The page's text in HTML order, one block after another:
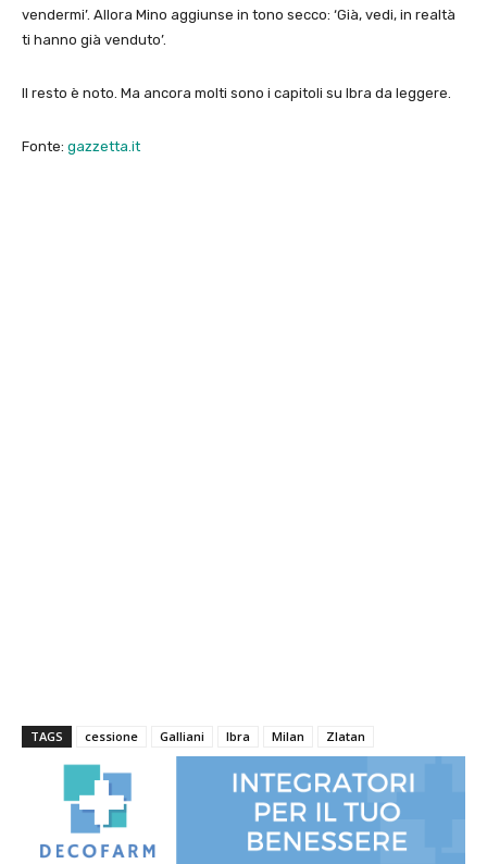
vendermi’. Allora Mino aggiunse in tono secco: ‘Già, vedi, in realtà
ti hanno già venduto’.
Il resto è noto. Ma ancora molti sono i capitoli su Ibra da leggere.
Fonte: gazzetta.it
TAGS cessione Galliani Ibra Milan Zlatan